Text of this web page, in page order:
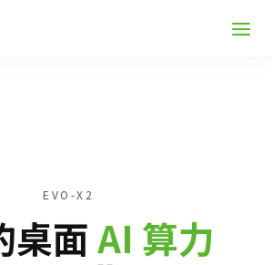
EVO-X2
桌面AI 算力